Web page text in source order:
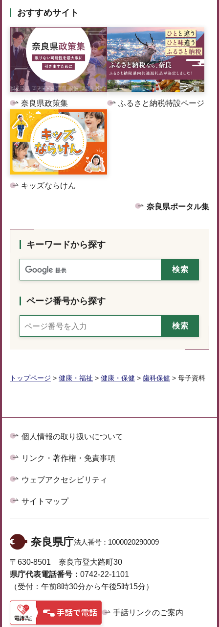
おすすめサイト
奈良県政策集 ふるさと納税特設ページ
キッズならけん
奈良県ポータル集
キーワードから探す
ページ番号から探す
トップページ > 健康・福祉 > 健康・保健 > 歯科保健 > 母子資料
個人情報の取り扱いについて
リンク・著作権・免責事項
ウェブアクセシビリティ
サイトマップ
奈良県庁法人番号： 1000020290009
〒630-8501 奈良市登大路町30
県庁代表電話番号： 0742-22-1101
（受付：午前8時30分から午後5時15分）
手話リンクのご案内